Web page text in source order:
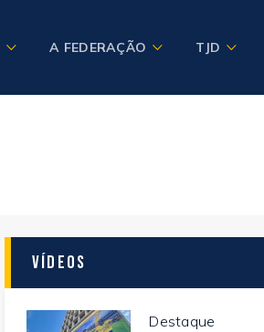
A FEDERAÇÃO TJD
Vídeos
Destaque